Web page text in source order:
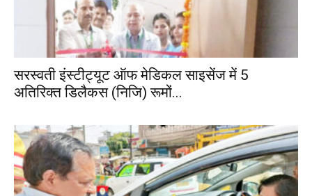
सरस्वती इंस्टीट्यूट ऑफ मेडिकल साइसेंज में 5
अतिरिक्त डिलैकस (निजि) रूमों...